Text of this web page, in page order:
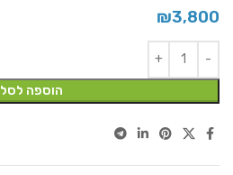
₪3,800
הוספה לסל